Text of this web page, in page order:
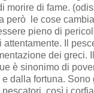
morire di fame.
però le cose
pieno di
attentamente. Il
dei greci.
è sinonimo di
dalla fortuna.
così i